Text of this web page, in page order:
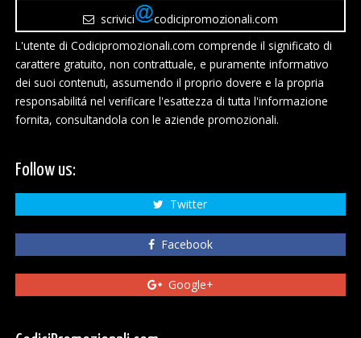
scrivici
codicipromozionali.com
L'utente di Codicipromozionali.com comprende il significato di
carattere gratuito, non contrattuale, e puramente informativo
dei suoi contenuti, assumendo il proprio dovere e la propria
responsabilitá nel verificare l'esattezza di tutta l'informazione
fornita, consultandola con le aziende promozionali.
Follow us:
Twitter
Facebook
Google+